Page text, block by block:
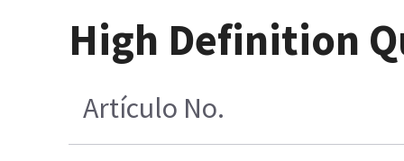
High Definition
Artículo No.